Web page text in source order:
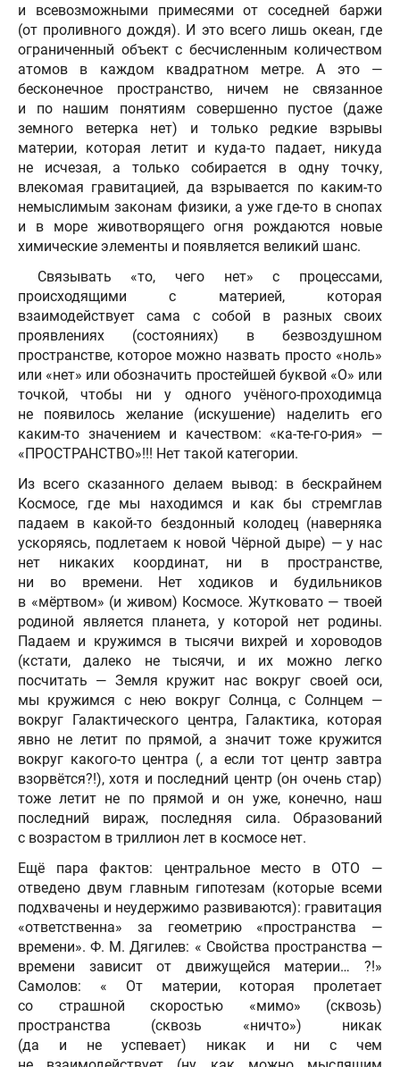
и всевозможными примесями от соседней баржи
(от проливного дождя). И это всего лишь океан, где
ограниченный объект с бесчисленным количеством
атомов в каждом квадратном метре. А это —
бесконечное пространство, ничем не связанное
и по нашим понятиям совершенно пустое (даже
земного ветерка нет) и только редкие взрывы
материи, которая летит и куда-то падает, никуда
не исчезая, а только собирается в одну точку,
влекомая гравитацией, да взрывается по каким-то
немыслимым законам физики, а уже где-то в снопах
и в море животворящего огня рождаются новые
химические элементы и появляется великий шанс.
Связывать «то, чего нет» с процессами,
происходящими с материей, которая
взаимодействует сама с собой в разных своих
проявлениях (состояниях) в безвоздушном
пространстве, которое можно назвать просто «ноль»
или «нет» или обозначить простейшей буквой «О» или
точкой, чтобы ни у одного учёного-проходимца
не появилось желание (искушение) наделить его
каким-то значением и качеством: «ка-те-го-рия» —
«ПРОСТРАНСТВО»!!! Нет такой категории.
Из всего сказанного делаем вывод: в бескрайнем
Космосе, где мы находимся и как бы стремглав
падаем в какой-то бездонный колодец (наверняка
ускоряясь, подлетаем к новой Чёрной дыре) — у нас
нет никаких координат, ни в пространстве,
ни во времени. Нет ходиков и будильников
в «мёртвом» (и живом) Космосе. Жутковато — твоей
родиной является планета, у которой нет родины.
Падаем и кружимся в тысячи вихрей и хороводов
(кстати, далеко не тысячи, и их можно легко
посчитать — Земля кружит нас вокруг своей оси,
мы кружимся с нею вокруг Солнца, с Солнцем —
вокруг Галактического центра, Галактика, которая
явно не летит по прямой, а значит тоже кружится
вокруг какого-то центра (, а если тот центр завтра
взорвётся?!), хотя и последний центр (он очень стар)
тоже летит не по прямой и он уже, конечно, наш
последний вираж, последняя сила. Образований
с возрастом в триллион лет в космосе нет.
Ещё пара фактов: центральное место в ОТО —
отведено двум главным гипотезам (которые всеми
подхвачены и неудержимо развиваются): гравитация
«ответственна» за геометрию «пространства —
времени». Ф. М. Дягилев: « Свойства пространства —
времени зависит от движущейся материи… ?!»
Самолов: « От материи, которая пролетает
со страшной скоростью «мимо» (сквозь)
пространства (сквозь «ничто») никак
(да и не успевает) никак и ни с чем